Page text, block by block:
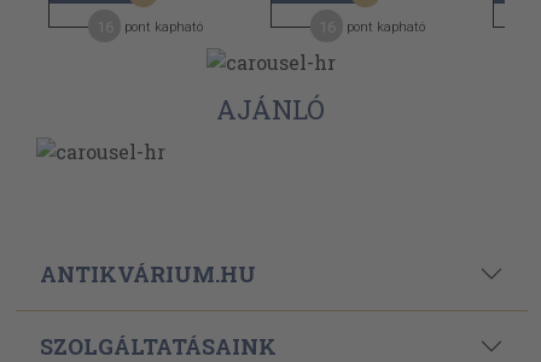
pont kapható pont kapható
AJÁNLÓ
ANTIKVÁRIUM.HU
SZOLGÁLTATÁSAINK